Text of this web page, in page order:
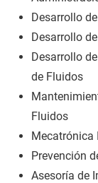
Desarrollo
Desarrollo
Desarrollo
de Fluidos
Fluidos
Mecatrónica
Prevención
Asesoría de